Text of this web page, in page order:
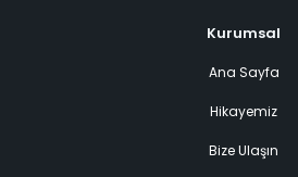
Kurumsal
Ana Sayfa
Hikayemiz
Bize Ulaşın